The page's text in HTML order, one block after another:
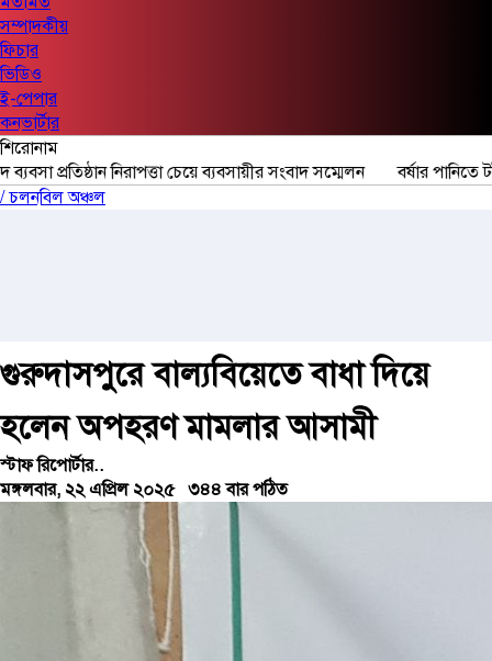
সম্পাদকীয়
ফিচার
ভিডিও
ই-পেপার
কনভার্টার
শিরোনাম
ব্যবসায়ীর সংবাদ সম্মেলন
বর্ষার পানিতে টইটুম্বুর চলনবিলাঞ্চলে
/ চলনবিল অঞ্চল
গুরুদাসপুরে বাল্যবিয়েতে বাধা দিয়ে
হলেন অপহরণ মামলার আসামী
স্টাফ রিপোর্টার..
মঙ্গলবার, ২২ এপ্রিল ২০২৫ ৩৪৪ বার পঠিত